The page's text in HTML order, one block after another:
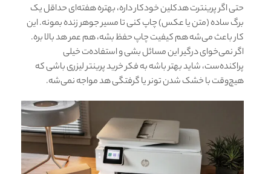
حتی اگر پرینترت هدکلین خودکار داره، بهتره هفته‌ای حداقل یک
برگ ساده (متن یا عکس) چاپ کنی تا مسیر جوهر زنده بمونه. این
کار باعث می‌شه هم کیفیت چاپ حفظ بشه، هم عمر هد بالا بره.
اگر نمی‌خوای درگیر این مسائل بشی و استفاده‌ت خیلی
پراکنده‌ست، شاید بهتر باشه به فکر خرید پرینتر لیزری باشی که
هیچ‌وقت با خشک شدن تونر یا گرفتگی هد مواجه نمی‌شه.